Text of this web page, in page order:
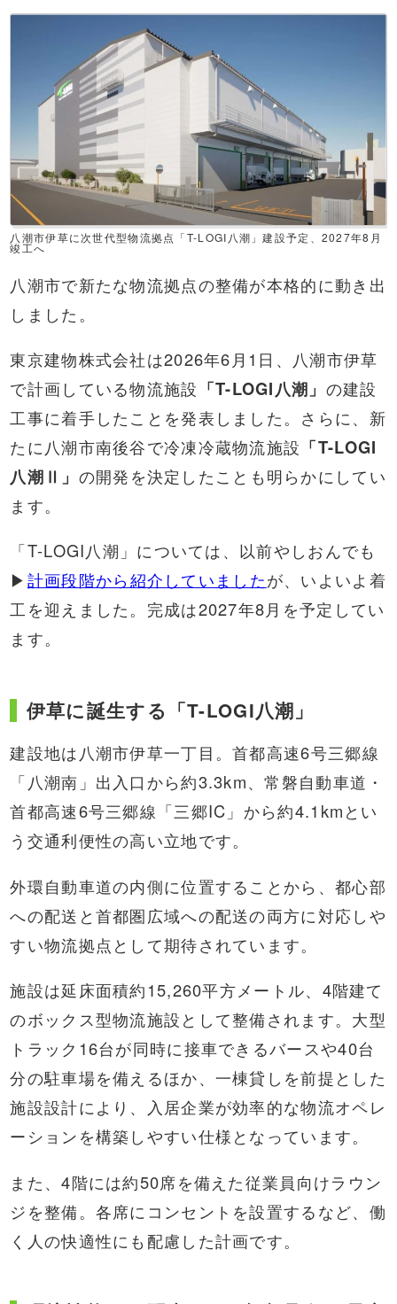
八潮市伊草に次世代型物流拠点「T-LOGI八潮」建設予定、2027年8月
竣工へ
八潮市で新たな物流拠点の整備が本格的に動き出
しました。
東京建物株式会社は2026年6月1日、八潮市伊草
で計画している物流施設 「T-LOGI八潮」 の建設
工事に着手したことを発表しました。さらに、新
たに八潮市南後谷で冷凍冷蔵物流施設 「T-LOGI
八潮Ⅱ」 の開発を決定したことも明らかにしてい
ます。
「T-LOGI八潮」については、以前やしおんでも
▶計画段階から紹介していましたが、いよいよ着
工を迎えました。完成は2027年8月を予定してい
ます。
伊草に誕生する「T-LOGI八潮」
建設地は八潮市伊草一丁目。首都高速6号三郷線
「八潮南」出入口から約3.3km、常磐自動車道・
首都高速6号三郷線「三郷IC」から約4.1kmとい
う交通利便性の高い立地です。
外環自動車道の内側に位置することから、都心部
への配送と首都圏広域への配送の両方に対応しや
すい物流拠点として期待されています。
施設は延床面積約15,260平方メートル、4階建て
のボックス型物流施設として整備されます。大型
トラック16台が同時に接車できるバースや40台
分の駐車場を備えるほか、一棟貸しを前提とした
施設設計により、入居企業が効率的な物流オペレ
ーションを構築しやすい仕様となっています。
また、4階には約50席を備えた従業員向けラウン
ジを整備。各席にコンセントを設置するなど、働
く人の快適性にも配慮した計画です。